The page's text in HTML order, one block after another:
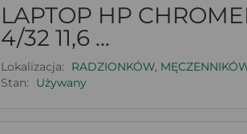
LAPTOP HP
4/32 11,6 ...
Lokalizacja:
RADZIONKÓW,
Stan:
Używany